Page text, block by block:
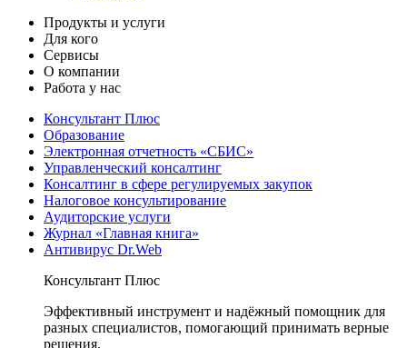
Продукты и услуги
Для кого
Сервисы
О компании
Работа у нас
Консультант Плюс
Образование
Электронная отчетность «СБИС»
Управленческий консалтинг
Консалтинг в сфере регулируемых закупок
Налоговое консультирование
Аудиторские услуги
Журнал «Главная книга»
Антивирус Dr.Web
Консультант Плюс
Эффективный инструмент и надёжный помощник для
разных специалистов, помогающий принимать верные
решения.